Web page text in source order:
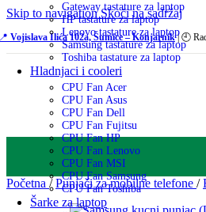
Skip to navigationSkoči na sadržaj
Vojislava Ilića 102a, Šumice – Konjarnik| 🕘
Gateway tastature za laptop
HP tastature za laptop
Lenovo tastature za laptop
Samsung tastature za laptop
Toshiba tastature za laptop
Hladnjaci i cooleri
CPU Fan Acer
CPU Fan Asus
CPU Fan Dell
CPU Fan Fujitsu
CPU Fan HP
CPU Fan Lenovo
CPU Fan MSI
CPU Fan Samsung
CPU Fan Toshiba
Šarke za laptop
Početna / Punjači za mobilne telefone /